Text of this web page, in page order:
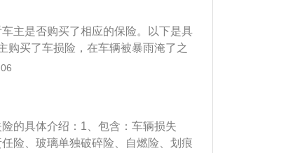
车辆（直到办理了交强险并贴在相应
相应的分值。交强险主要保障在交通
险人）的人身伤亡、财产损失等情
主是否购买了相应的保险。以下是具
购买了车损险，在车辆被暴雨淹了之
的赔付，但是发动机的损坏维修由车
。2、没有购买：如果车主车损险和
将由自己承担，无法获得任何赔付。
的具体介绍：1、包含：车辆损失
险、玻璃单独破碎险、自燃险、划痕